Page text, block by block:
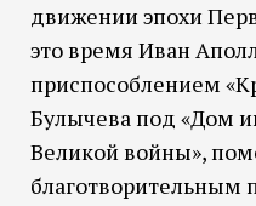
движении эпохи
это время Иван
приспособлением
Булычева под «Дом
Великой войны»,
благотворительным